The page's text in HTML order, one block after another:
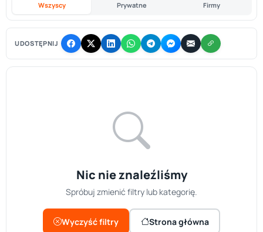
Wszyscy Prywatne Firmy
UDOSTĘPNIJ
Nic nie znaleźliśmy
Spróbuj zmienić filtry lub kategorię.
Wyczyść filtry Strona główna